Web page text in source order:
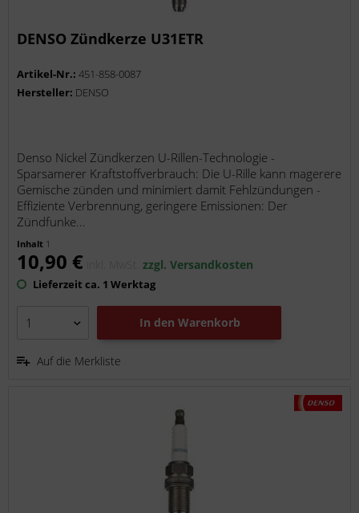
DENSO Zündkerze U31ETR
Artikel-Nr.:451-858-0087
Hersteller: DENSO
Denso Nickel Zündkerzen U-Rillen-Technologie -
Sparsamerer Kraftstoffverbrauch: Die U-Rille kann magerere
Gemische zünden und minimiert damit Fehlzündungen -
Effiziente Verbrennung, geringere Emissionen: Der
Zündfunke...
Inhalt 1
10,90 € inkl. MwSt.zzgl. Versandkosten
Lieferzeit ca. 1 Werktag
In den Warenkorb
Auf die Merkliste